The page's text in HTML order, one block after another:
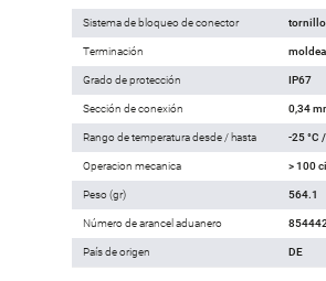
Sistema de bloqueo de conector tornillo
Terminación
Grado de protección IP67
Sección de conexión 0,34
Rango de temperatura desde / hasta -25 °C
Operacion mecanica > 100
Peso (gr) 564.1
Número de arancel aduanero
País de origen DE